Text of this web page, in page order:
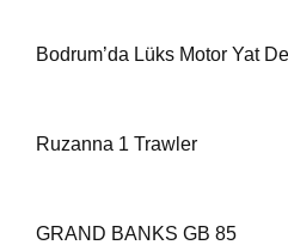
Bodrum’da Lüks Motor Yat
Ruzanna 1 Trawler
GRAND BANKS GB 85